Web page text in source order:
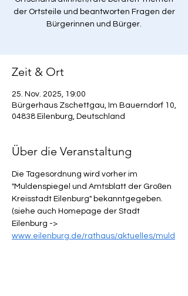
der Ortsteile und beantworten Fragen der
Bürgerinnen und Bürger.
Zeit & Ort
25. Nov. 2025, 19:00
Bürgerhaus Zschettgau, Im Bauerndorf 10,
04838 Eilenburg, Deutschland
Über die Veranstaltung
Die Tagesordnung wird vorher im
"Muldenspiegel und Amtsblatt der Großen
Kreisstadt Eilenburg" bekanntgegeben.
(siehe auch Homepage der Stadt
Eilenburg ->
www.eilenburg.de/rathaus/aktuelles/muld